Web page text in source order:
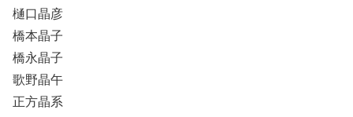
樋口晶彦
橋本晶子
橋永晶子
歌野晶午
正方晶系